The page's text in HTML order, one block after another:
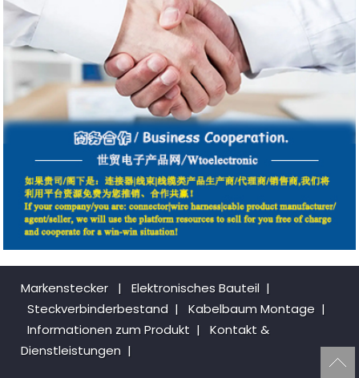
Markenstecker | Elektronisches Bauteil |
Steckverbinderbestand | Kabelbaum Montage |
Informationen zum Produkt |
Kontakt &
Dienstleistungen |